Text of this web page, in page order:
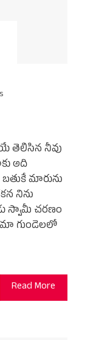
తెలిసిన నీవు
అది
మారును
నిను
స్వామీ చరణం
గుండెలలో
Read More